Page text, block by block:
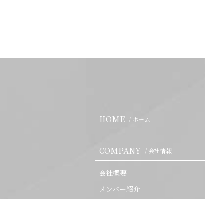
HOME / ホーム
COMPANY / 会社情報
会社概要
メンバー紹介